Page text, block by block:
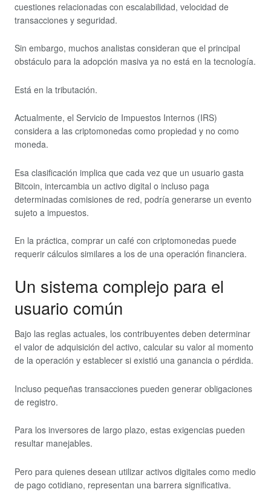
cuestiones relacionadas con escalabilidad, velocidad de
transacciones y seguridad.
Sin embargo, muchos analistas consideran que el principal
obstáculo para la adopción masiva ya no está en la tecnología.
Está en la tributación.
Actualmente, el Servicio de Impuestos Internos (IRS)
considera a las criptomonedas como propiedad y no como
moneda.
Esa clasificación implica que cada vez que un usuario gasta
Bitcoin, intercambia un activo digital o incluso paga
determinadas comisiones de red, podría generarse un evento
sujeto a impuestos.
En la práctica, comprar un café con criptomonedas puede
requerir cálculos similares a los de una operación financiera.
Un sistema complejo para el
usuario común
Bajo las reglas actuales, los contribuyentes deben determinar
el valor de adquisición del activo, calcular su valor al momento
de la operación y establecer si existió una ganancia o pérdida.
Incluso pequeñas transacciones pueden generar obligaciones
de registro.
Para los inversores de largo plazo, estas exigencias pueden
resultar manejables.
Pero para quienes desean utilizar activos digitales como medio
de pago cotidiano, representan una barrera significativa.